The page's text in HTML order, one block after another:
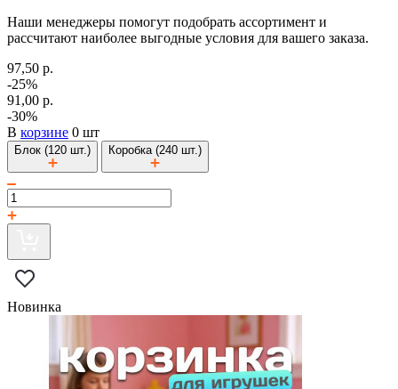
Наши менеджеры помогут подобрать ассортимент и
рассчитают наиболее выгодные условия для вашего заказа.
97,50 р.
-25%
91,00 р.
-30%
В корзине 0 шт
Блок (120 шт.) Коробка (240 шт.)
Новинка